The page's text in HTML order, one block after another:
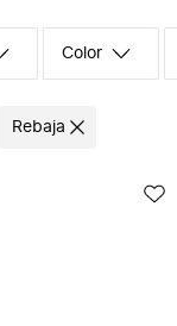
Color
Rebaja